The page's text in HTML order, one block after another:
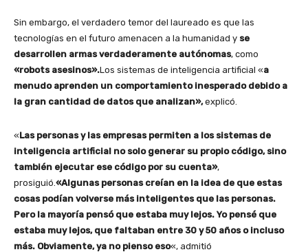
Sin embargo, el verdadero temor del laureado es que las
tecnologías en el futuro amenacen a la humanidad y se
desarrollen armas verdaderamente autónomas, como
«robots asesinos».Los sistemas de inteligencia artificial «a
menudo aprenden un comportamiento inesperado debido a
la gran cantidad de datos que analizan»,explicó.
«Las personas y las empresas permiten a los sistemas de
inteligencia artificial no solo generar su propio código, sino
también ejecutar ese código por su cuenta»,
prosiguió. «Algunas personas creían en la idea de que estas
cosas podían volverse más inteligentes que las personas.
Pero la mayoría pensó que estaba muy lejos. Yo pensé que
estaba muy lejos, que faltaban entre 30 y 50 años o incluso
más. Obviamente, ya no pienso eso«, admitió